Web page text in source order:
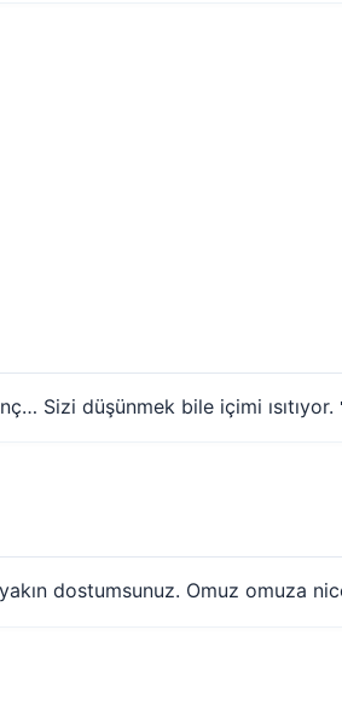
Sizi düşünmek bile içimi ısıtıyor.
dostumsunuz. Omuz omuza